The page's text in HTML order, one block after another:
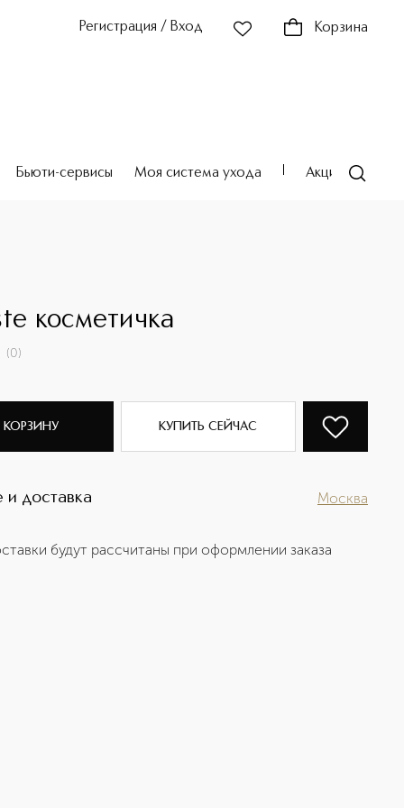
Регистрация / Вход Корзина
Бьюти-сервисы Моя система ухода Акции
косметичка
(0)
КОРЗИНУ КУПИТЬ СЕЙЧАС
и доставка Москва
будут рассчитаны при оформлении заказа